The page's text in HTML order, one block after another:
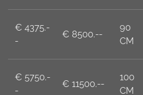
€ 4375.-
-
€ 8500.--
90
CM
€ 5750.-
-
€ 11500.--
100
CM